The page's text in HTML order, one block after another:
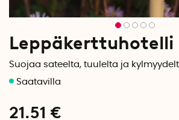
Leppäkerttuhotelli
Suojaa sateelta, tuulelta ja
21.51 €